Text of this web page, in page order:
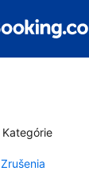
Kategórie
Zrušenia